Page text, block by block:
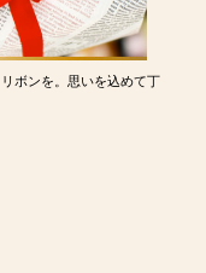
ボンを。思いを込めて丁